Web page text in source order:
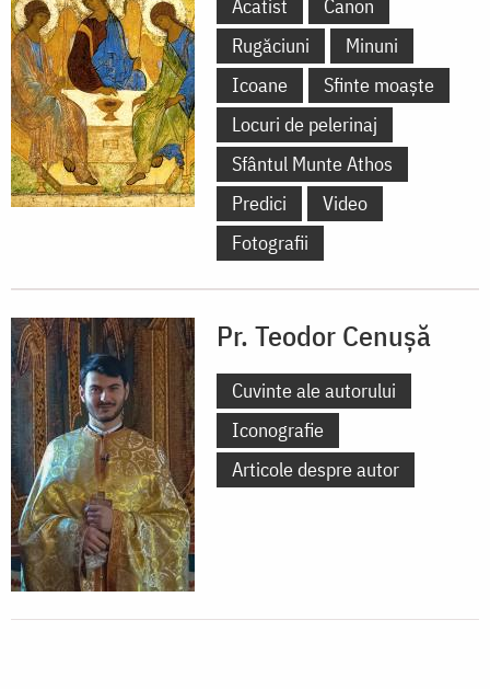
Acatist
Canon
Rugăciuni
Minuni
Icoane
Sfinte moaște
Locuri de pelerinaj
Sfântul Munte Athos
Predici
Video
Fotografii
Pr. Teodor Cenușă
Cuvinte ale autorului
Iconografie
Articole despre autor